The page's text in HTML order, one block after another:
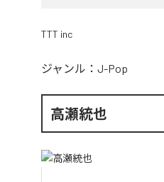
TTT inc
ジャンル： J-Pop
高瀬統也